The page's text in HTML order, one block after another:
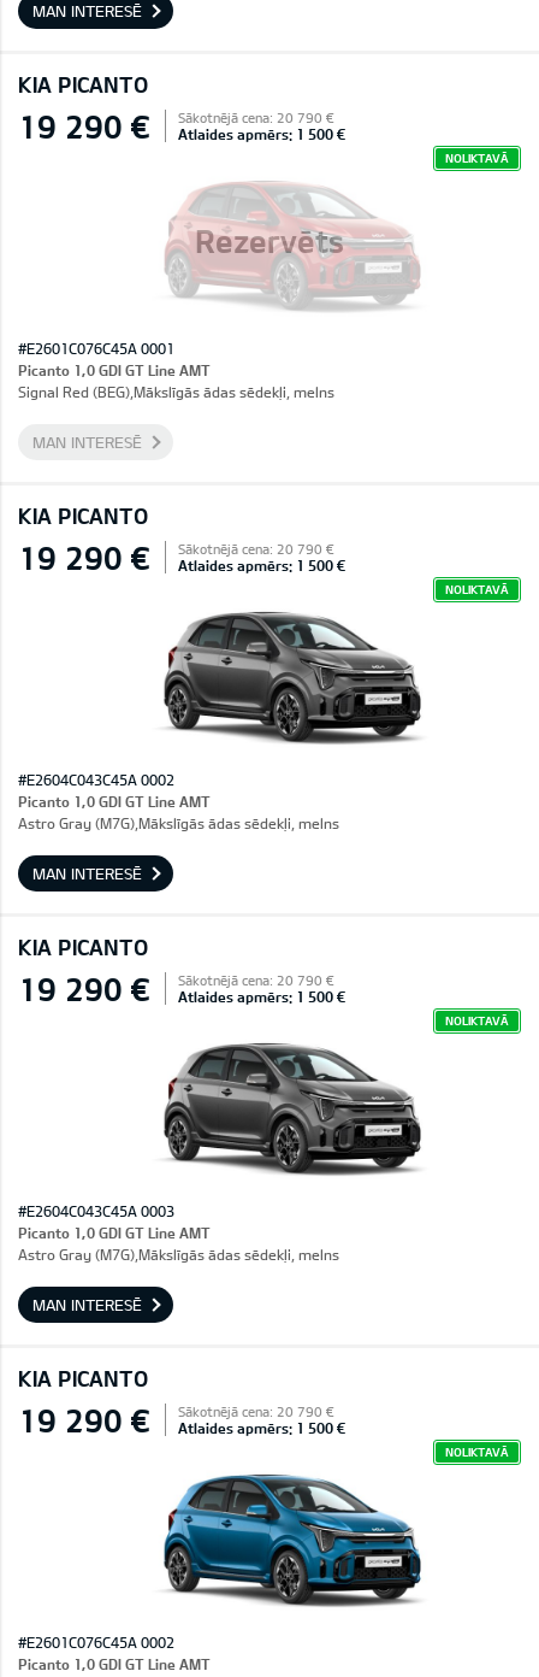
MAN INTERESĒ
KIA PICANTO
Rezervēts
19 290 € Sākotnējā cena: 20 790 €
Atlaides apmērs: 1 500 €
NOLIKTAVĀ
#E2601C076C45A 0001
Picanto 1,0 GDI GT Line AMT
Signal Red (BEG),Mākslīgās ādas sēdekļi, melns
MAN INTERESĒ
KIA PICANTO
19 290 € Sākotnējā cena: 20 790 €
Atlaides apmērs: 1 500 €
NOLIKTAVĀ
#E2604C043C45A 0002
Picanto 1,0 GDI GT Line AMT
Astro Gray (M7G),Mākslīgās ādas sēdekļi, melns
MAN INTERESĒ
KIA PICANTO
19 290 € Sākotnējā cena: 20 790 €
Atlaides apmērs: 1 500 €
NOLIKTAVĀ
#E2604C043C45A 0003
Picanto 1,0 GDI GT Line AMT
Astro Gray (M7G),Mākslīgās ādas sēdekļi, melns
MAN INTERESĒ
KIA PICANTO
19 290 € Sākotnējā cena: 20 790 €
Atlaides apmērs: 1 500 €
NOLIKTAVĀ
#E2601C076C45A 0002
Picanto 1,0 GDI GT Line AMT